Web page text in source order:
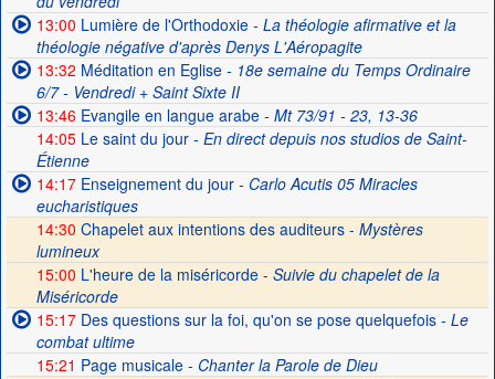
13:00 Lumière de l'Orthodoxie- La théologie afirmative et la
théologie négative d'après Denys L'Aéropagite
13:32 Méditation en Eglise- 18e semaine du Temps Ordinaire
6/7 - Vendredi + Saint Sixte II
13:46Evangile en langue arabe- Mt 73/91 - 23, 13-36
14:05Le saint du jour- En direct depuis nos studios de Saint-
Étienne
14:17Enseignement du jour- Carlo Acutis 05 Miracles
eucharistiques
14:30 Chapelet aux intentions des auditeurs - Mystères
lumineux
15:00 L'heure de la miséricorde - Suivie du chapelet de la
Miséricorde
15:17Des questions sur la foi, qu'on se pose quelquefois- Le
combat ultime
15:21 Page musicale- Chanter la Parole de Dieu